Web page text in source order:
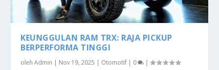
KEUNGGULAN RAM TRX: RAJA PICKUP
BERPERFORMA TINGGI
olehAdmin | Nov 19, 2025 | Otomotif | 0 |